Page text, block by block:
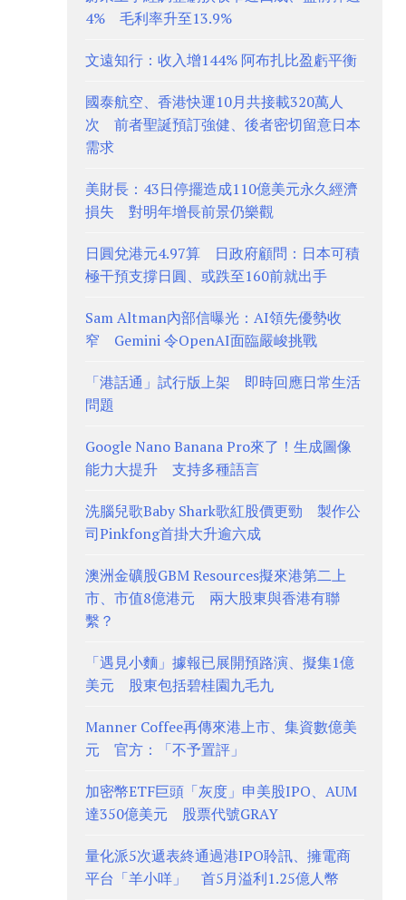
4% 毛利率升至13.9%
文遠知行：收入增144% 阿布扎比盈虧平衡
國泰航空、香港快運10月共接載320萬人
次 前者聖誕預訂強健、後者密切留意日本
需求
美財長：43日停擺造成110億美元永久經濟
損失 對明年增長前景仍樂觀
日圓兌港元4.97算 日政府顧問：日本可積
極干預支撐日圓、或跌至160前就出手
Sam Altman內部信曝光：AI領先優勢收
窄 Gemini 令OpenAI面臨嚴峻挑戰
「港話通」試行版上架 即時回應日常生活
問題
Google Nano Banana Pro來了！生成圖像
能力大提升 支持多種語言
洗腦兒歌Baby Shark歌紅股價更勁 製作公
司Pinkfong首掛大升逾六成
澳洲金礦股GBM Resources擬來港第二上
市、市值8億港元 兩大股東與香港有聯
繫？
「遇見小麵」據報已展開預路演、擬集1億
美元 股東包括碧桂園九毛九
Manner Coffee再傳來港上市、集資數億美
元 官方：「不予置評」
加密幣ETF巨頭「灰度」申美股IPO、AUM
達350億美元 股票代號GRAY
量化派5次遞表終通過港IPO聆訊、擁電商
平台「羊小咩」 首5月溢利1.25億人幣